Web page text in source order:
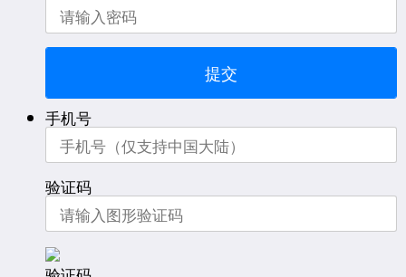
提交
手机号
验证码